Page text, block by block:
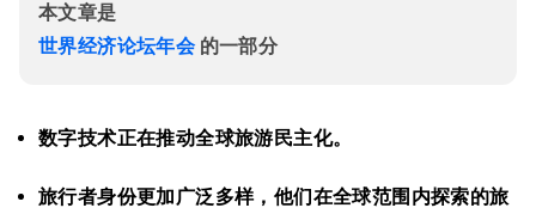
本文章是
世界经济论坛年会的一部分
数字技术正在推动全球旅游民主化。
旅行者身份更加广泛多样，他们在全球范围内探索的旅